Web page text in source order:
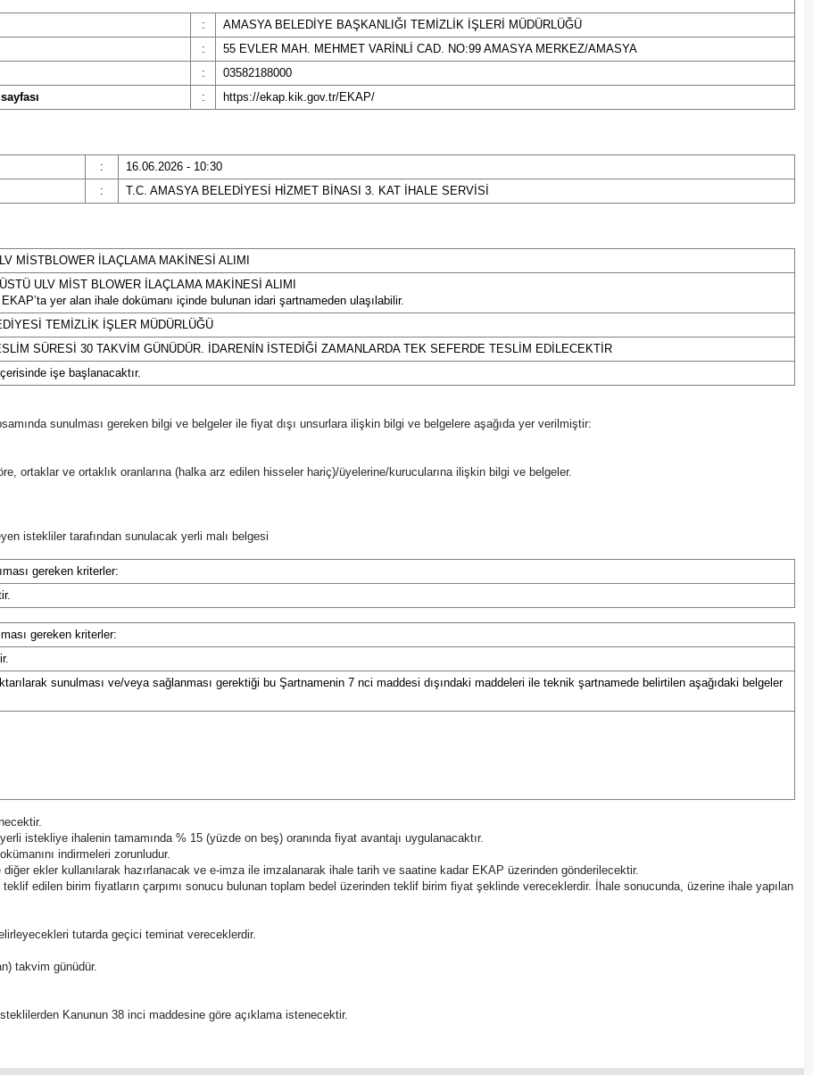
Burdur
Çanakkale
Çankırı
Elazığ
Gaziantep
Hakkari
Hatay
Kayseri
Kütahya
:
AMASYA BELEDİYE BAŞKANLIĞI TEMİZLİK İŞLERİ MÜDÜRLÜĞÜ
:
55 EVLER MAH. MEHMET VARİNLİ CAD. NO:99 AMASYA MERKEZ/AMASYA
:
03582188000
: https://ekap.kik.gov.tr/EKAP/
:
16.06.2026 - 10:30
: T.C. AMASYA BELEDİYESİ HİZMET BİNASI 3. KAT İHALE SERVİSİ
MİSTBLOWER İLAÇLAMA MAKİNESİ ALIMI
ULV MİST BLOWER İLAÇLAMA MAKİNESİ ALIMI
EKAP’ta yer alan ihale dokümanı içinde bulunan idari şartnameden ulaşılabilir.
TEMİZLİK İŞLER MÜDÜRLÜĞÜ
SÜRESİ 30 TAKVİM GÜNÜDÜR. İDARENİN İSTEDİĞİ ZAMANLARDA TEK SEFERDE TESLİM EDİLECEKTİR
işe başlanacaktır.
sunulması gereken bilgi ve belgeler ile fiyat dışı unsurlara ilişkin bilgi ve belgelere aşağıda yer verilmiştir:
ortaklar ve ortaklık oranlarına (halka arz edilen hisseler hariç)/üyelerine/kurucularına ilişkin bilgi ve belgeler.
istekliler tarafından sunulacak yerli malı belgesi
gereken kriterler:
gereken kriterler:
sunulması ve/veya sağlanması gerektiği bu Şartnamenin 7 nci maddesi dışındaki maddeleri ile teknik şartnamede belirtilen aşağıdaki belgeler
istekliye ihalenin tamamında % 15 (yüzde on beş) oranında fiyat avantajı uygulanacaktır.
indirmeleri zorunludur.
ekler kullanılarak hazırlanacak ve e-imza ile imzalanarak ihale tarih ve saatine kadar EKAP üzerinden gönderilecektir.
edilen birim fiyatların çarpımı sonucu bulunan toplam bedel üzerinden teklif birim fiyat şeklinde vereceklerdir. İhale sonucunda, üzerine ihale yapılan
tutarda geçici teminat vereceklerdir.
takvim günüdür.
Kanunun 38 inci maddesine göre açıklama istenecektir.